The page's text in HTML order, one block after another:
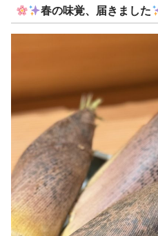
春の味覚、届きました